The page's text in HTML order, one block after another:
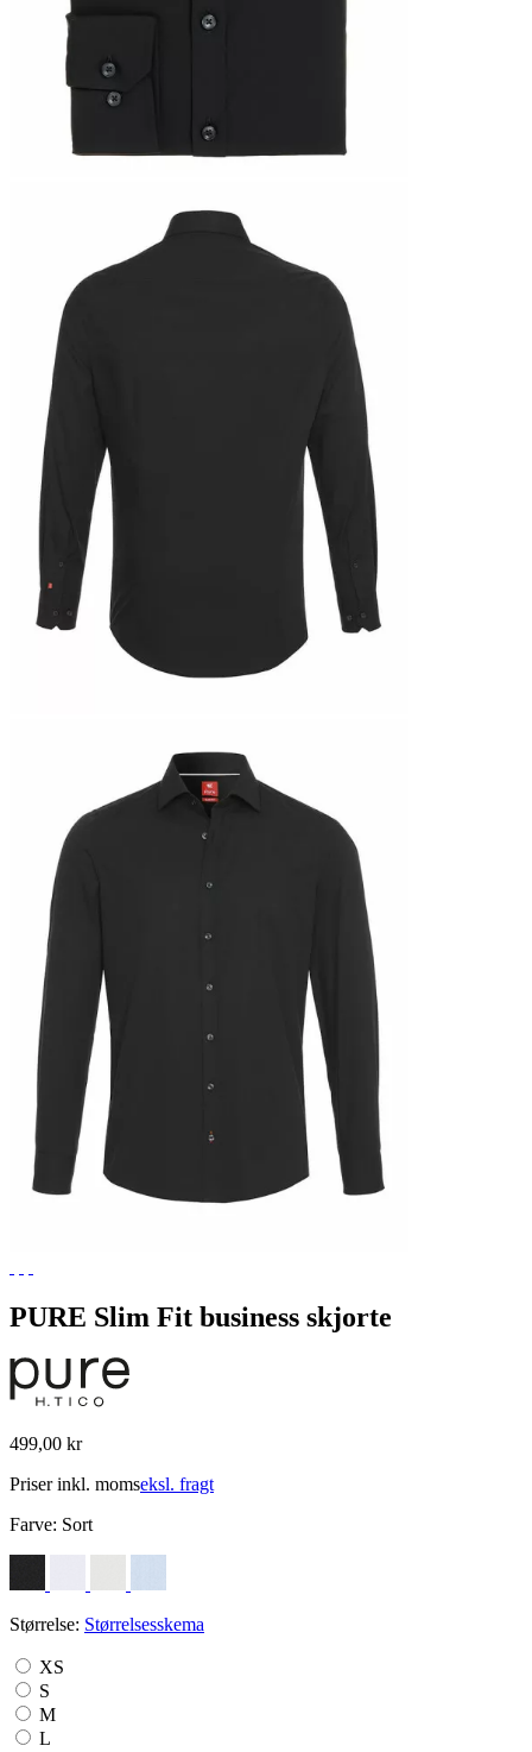
PURE Slim Fit business skjorte
499,00 kr
Priser inkl. momseksl. fragt
Farve: Sort
Størrelse: Størrelsesskema
XS
S
M
L